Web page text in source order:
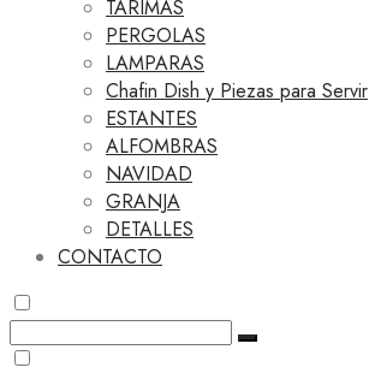
TARIMAS
PERGOLAS
LAMPARAS
Chafin Dish y Piezas para Servir
ESTANTES
ALFOMBRAS
NAVIDAD
GRANJA
DETALLES
CONTACTO